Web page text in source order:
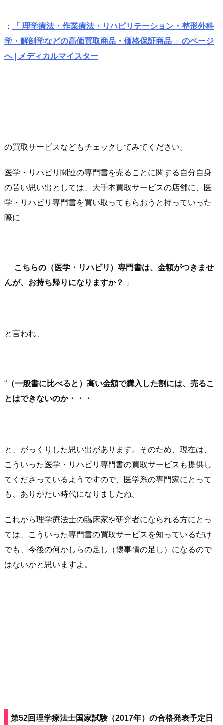
：
「 理学療法・作業療法・リハビリテーション・整形外科
学・解剖学などの高価買取商品・価格保証商品 」のページ
へ | メディカルマイスター
の買取サービスなどもチェックしてみてください。
医学・リハビリ関連の専門書を売ることに関する自分自身
の苦い思い出としては、大手本買取サービスの店舗に、医
学・リハビリ専門書を買い取ってもらおうと持っていった
際に
「
こちらの（医学・リハビリ）専門書は、金額がつきませ
んが、お持ち帰りになりますか？
」
と言われ、
“ （一般書に比べると）高い金額で購入した割には、売るこ
とはできないのか・・・
と、がっくりした思い出があります。そのため、現在は、
こういった医学・リハビリ専門書の買取サービスも提供し
てくださっているようですので、医学系の専門家にとって
も、ありがたい時代になりましたね。
これから理学療法士の臨床家や研究者になられる方にとっ
ては、こういった専門書の買取サービスを知っているだけ
でも、今後の何かしらの足し（懐事情の足し）になるので
はないかと思いますよ。
第52回理学療法士国家試験（2017年）の合格発表予定日